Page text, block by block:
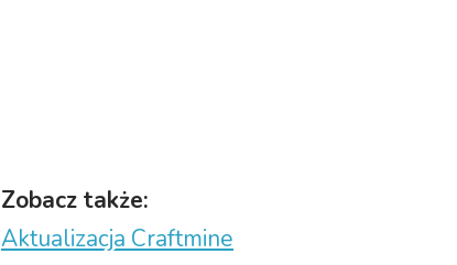
Zobacz także:
Aktualizacja Craftmine